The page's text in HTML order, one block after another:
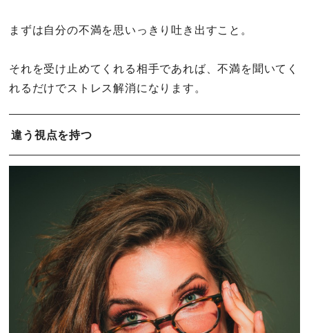
まずは自分の不満を思いっきり吐き出すこと。
それを受け止めてくれる相手であれば、不満を聞いてく
れるだけでストレス解消になります。
違う視点を持つ